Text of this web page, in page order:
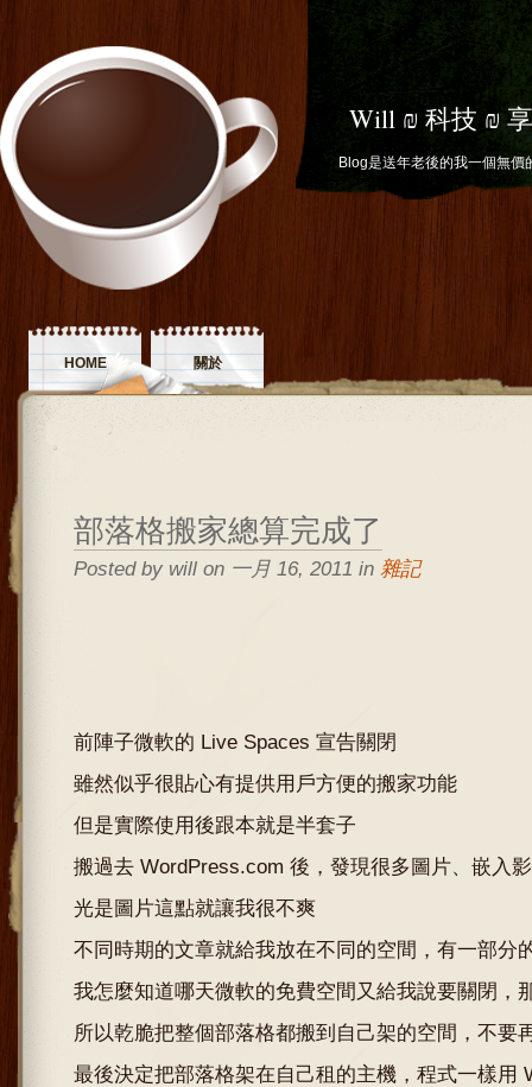
Will ₪ 科技 ₪
Blog是送年老後的我一個無價
HOME 關於
部落格搬家總算完成了
Posted by will on 一月 16, 2011 in 雜記
前陣子微軟的 Live Spaces 宣告關閉
雖然似乎很貼心有提供用戶方便的搬家功能
但是實際使用後跟本就是半套子
搬過去 WordPress.com 後，發現很多圖片、嵌入
光是圖片這點就讓我很不爽
不同時期的文章就給我放在不同的空間，有一部分
我怎麼知道哪天微軟的免費空間又給我說要關閉，
所以乾脆把整個部落格都搬到自己架的空間，不要
最後決定把部落格架在自己租的主機，程式一樣用